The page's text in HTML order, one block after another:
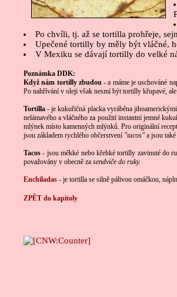
Po chvíli, tj. až se tortilla prohřeje,
Upečené tortilly by měly být vláčné,
V Mexiku se dávají tortilly do velké
Poznámka DDK:
Když nám tortilly zbudou- a máme je uschováné
Po nahřívání v oleji však nesmí být tortilly křupavé,
Tortilla - je kukuřičná placka vyráběna
nelámavého a vláčného za použití instantní jemné
mlýnek místo kamenných mlýnků. Pro originální
jsou základem rychlého občerstvení "tacos" a jsou
Tacos - jsou měkké nebo křehké tortilly zavinuté do
považovány v obecně za sendviče do ruky.
Enchiladas - je tortilla se silně pálivou omáčkou,
ZPĚT do kapitoly